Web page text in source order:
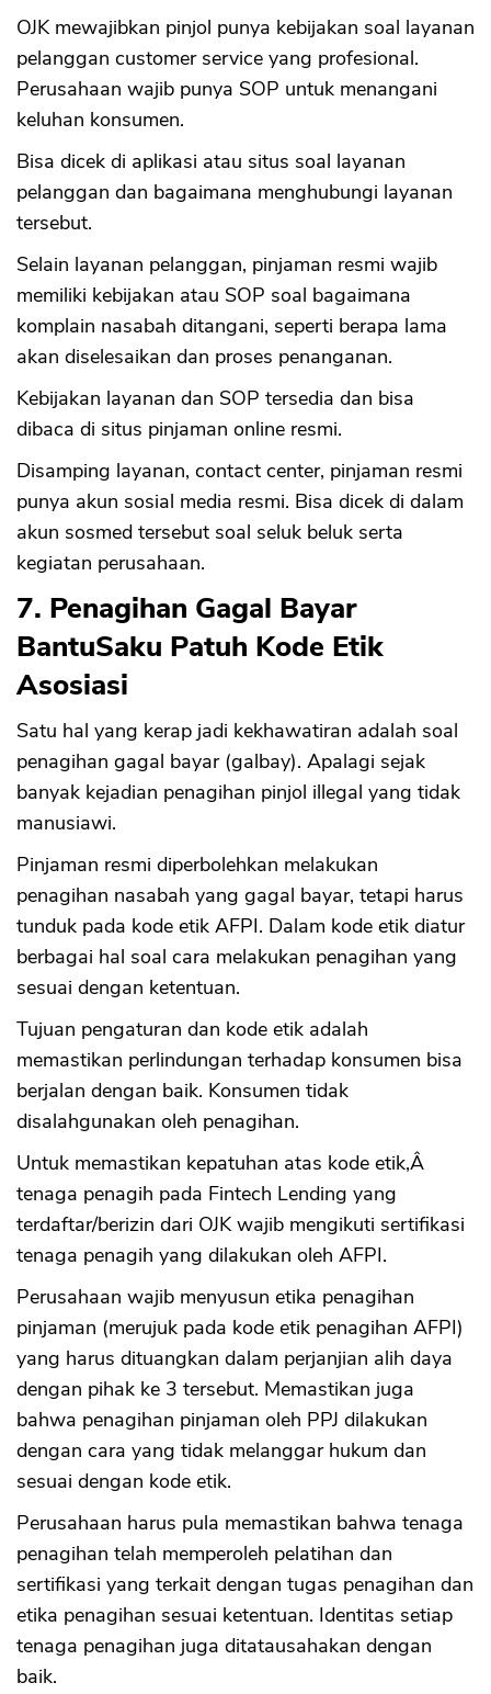
OJK mewajibkan pinjol punya kebijakan soal layanan
pelanggan customer service yang profesional.
Perusahaan wajib punya SOP untuk menangani
keluhan konsumen.
Bisa dicek di aplikasi atau situs soal layanan
pelanggan dan bagaimana menghubungi layanan
tersebut.
Selain layanan pelanggan, pinjaman resmi wajib
memiliki kebijakan atau SOP soal bagaimana
komplain nasabah ditangani, seperti berapa lama
akan diselesaikan dan proses penanganan.
Kebijakan layanan dan SOP tersedia dan bisa
dibaca di situs pinjaman online resmi.
Disamping layanan, contact center, pinjaman resmi
punya akun sosial media resmi. Bisa dicek di dalam
akun sosmed tersebut soal seluk beluk serta
kegiatan perusahaan.
7. Penagihan Gagal Bayar
BantuSaku Patuh Kode Etik
Asosiasi
Satu hal yang kerap jadi kekhawatiran adalah soal
penagihan gagal bayar (galbay). Apalagi sejak
banyak kejadian penagihan pinjol illegal yang tidak
manusiawi.
Pinjaman resmi diperbolehkan melakukan
penagihan nasabah yang gagal bayar, tetapi harus
tunduk pada kode etik AFPI. Dalam kode etik diatur
berbagai hal soal cara melakukan penagihan yang
sesuai dengan ketentuan.
Tujuan pengaturan dan kode etik adalah
memastikan perlindungan terhadap konsumen bisa
berjalan dengan baik. Konsumen tidak
disalahgunakan oleh penagihan.
Untuk memastikan kepatuhan atas kode etik,Â
tenaga penagih pada Fintech Lending yang
terdaftar/berizin dari OJK wajib mengikuti sertifikasi
tenaga penagih yang dilakukan oleh AFPI.
Perusahaan wajib menyusun etika penagihan
pinjaman (merujuk pada kode etik penagihan AFPI)
yang harus dituangkan dalam perjanjian alih daya
dengan pihak ke 3 tersebut. Memastikan juga
bahwa penagihan pinjaman oleh PPJ dilakukan
dengan cara yang tidak melanggar hukum dan
sesuai dengan kode etik.
Perusahaan harus pula memastikan bahwa tenaga
penagihan telah memperoleh pelatihan dan
sertifikasi yang terkait dengan tugas penagihan dan
etika penagihan sesuai ketentuan. Identitas setiap
tenaga penagihan juga ditatausahakan dengan
baik.
OK
CANCEL